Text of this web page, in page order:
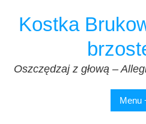
treściKostka
Oszczędzaj z głową –
Menu